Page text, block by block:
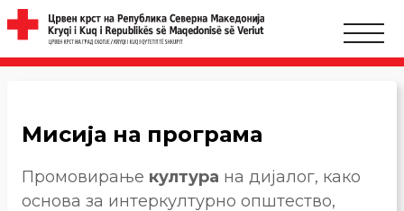
Мисија на програма
Промовирање култура на дијалог, како
основа за интеркултурно општество,